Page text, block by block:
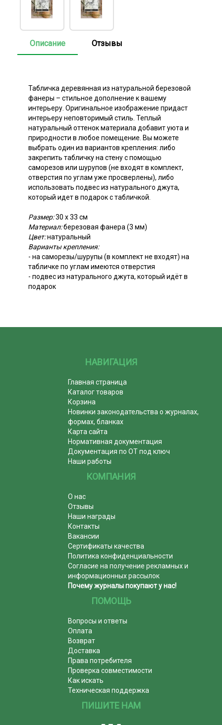
Описание Отзывы
Табличка деревянная из натуральной березовой
фанеры – стильное дополнение к вашему
интерьеру. Оригинальное изображение придаст
интерьеру неповторимый стиль. Теплый
натуральный оттенок материала добавит уюта и
природности в любое помещение. Вы можете
выбрать один из вариантов крепления: либо
закрепить табличку на стену с помощью
саморезов или шурупов (не входят в комплект,
отверстия по углам уже просверлены), либо
использовать подвес из натурального джута,
который идет в подарок с табличкой.
Размер:30 х 33 см
Материал:березовая фанера (3 мм)
Цвет:натуральный
Варианты крепления:
- на саморезы/шурупы (в комплект не входят) на
табличке по углам имеются отверстия
- подвес из натурального джута, который идёт в
подарок
НАВИГАЦИЯ
Главная страница
Каталог товаров
Корзина
Новинки законодательства о журналах,
формах, бланках
Карта сайта
Нормативная документация
Документация по ОТ под ключ
Наши работы
КОМПАНИЯ
О нас
Отзывы
Наши награды
Контакты
Вакансии
Сертификаты качества
Политика конфиденциальности
Согласие на получение рекламных и
информационных рассылок
Почему журналы покупают у нас!
ПОМОЩЬ
Вопросы и ответы
Оплата
Возврат
Доставка
Права потребителя
Проверка совместимости
Как искать
Техническая поддержка
ПИШИТЕ НАМ